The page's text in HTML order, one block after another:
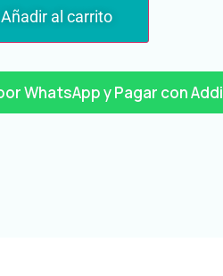
Añadir al carrito
WhatsApp y Pagar con Addi